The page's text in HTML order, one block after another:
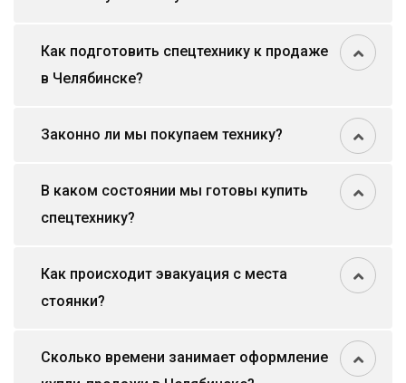
Как подготовить спецтехнику к продаже
в Челябинске?
Законно ли мы покупаем технику?
В каком состоянии мы готовы купить
спецтехнику?
Как происходит эвакуация с места
стоянки?
Сколько времени занимает оформление